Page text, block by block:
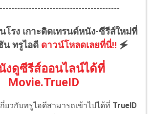
รง เกาะติดเทรนด์หนัง-ซีรีส์ใหม่ที่
น ทรูไอดี ดาวน์โหลดเลยที่นี่!! 🗲
งดูซีรีส์ออนไลน์ได้ที่
Movie.TrueID
ยวกับทรูไอดีสามารถเข้าไปได้ที่ TrueID